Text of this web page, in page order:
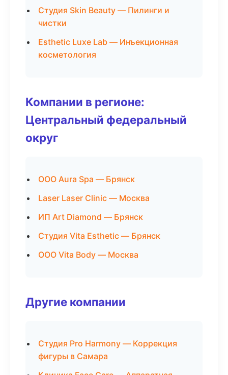
Студия Skin Beauty — Пилинги и
чистки
Esthetic Luxe Lab — Инъекционная
косметология
Компании в регионе:
Центральный федеральный
округ
ООО Aura Spa — Брянск
Laser Laser Clinic — Москва
ИП Art Diamond — Брянск
Студия Vita Esthetic — Брянск
ООО Vita Body — Москва
Другие компании
Студия Pro Harmony — Коррекция
фигуры в Самара